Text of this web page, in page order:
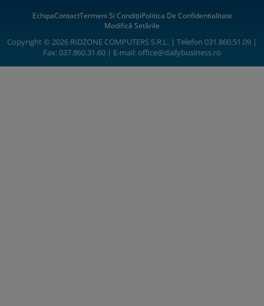
EchipaContactTermeni Si CondițiiPolitica De Confidentialitate
Modifică Setările
Copyright © 2026 RIDZONE COMPUTERS S.R.L. | Telefon 031.860.51.09 |
Fax: 037.860.31.60 | E-mail:office@dailybusiness.ro